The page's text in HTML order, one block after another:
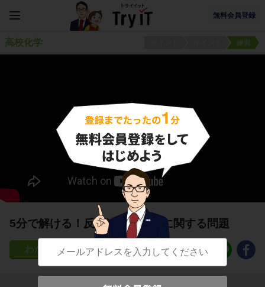
無料会員登録
高校化学 練習
5分で解ける！反応速度と温度に関する問題
30